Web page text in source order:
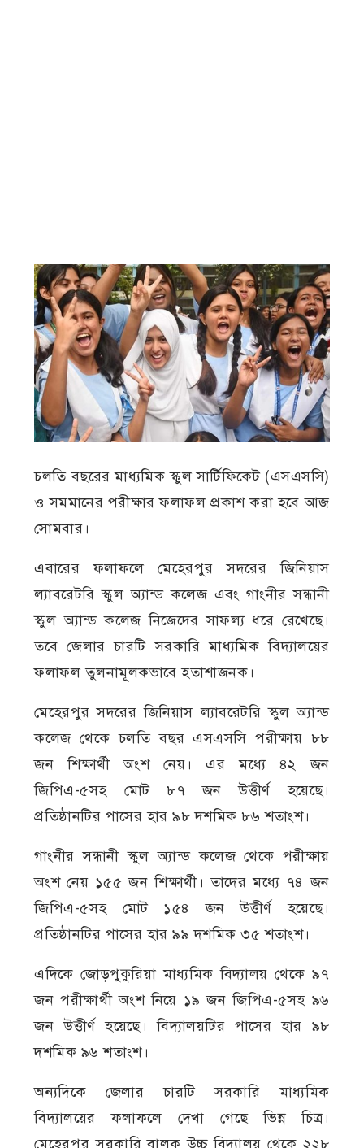
চলতি বছরের মাধ্যমিক স্কুল সার্টিফিকেট (এসএসসি)
ও সমমানের পরীক্ষার ফলাফল প্রকাশ করা হবে আজ
সোমবার।
এবারের ফলাফলে মেহেরপুর সদরের জিনিয়াস
ল্যাবরেটরি স্কুল অ্যান্ড কলেজ এবং গাংনীর সন্ধানী
স্কুল অ্যান্ড কলেজ নিজেদের সাফল্য ধরে রেখেছে।
তবে জেলার চারটি সরকারি মাধ্যমিক বিদ্যালয়ের
ফলাফল তুলনামূলকভাবে হতাশাজনক।
মেহেরপুর সদরের জিনিয়াস ল্যাবরেটরি স্কুল অ্যান্ড
কলেজ থেকে চলতি বছর এসএসসি পরীক্ষায় ৮৮
জন শিক্ষার্থী অংশ নেয়। এর মধ্যে ৪২ জন
জিপিএ-৫সহ মোট ৮৭ জন উত্তীর্ণ হয়েছে।
প্রতিষ্ঠানটির পাসের হার ৯৮ দশমিক ৮৬ শতাংশ।
গাংনীর সন্ধানী স্কুল অ্যান্ড কলেজ থেকে পরীক্ষায়
অংশ নেয় ১৫৫ জন শিক্ষার্থী। তাদের মধ্যে ৭৪ জন
জিপিএ-৫সহ মোট ১৫৪ জন উত্তীর্ণ হয়েছে।
প্রতিষ্ঠানটির পাসের হার ৯৯ দশমিক ৩৫ শতাংশ।
এদিকে জোড়পুকুরিয়া মাধ্যমিক বিদ্যালয় থেকে ৯৭
জন পরীক্ষার্থী অংশ নিয়ে ১৯ জন জিপিএ-৫সহ ৯৬
জন উত্তীর্ণ হয়েছে। বিদ্যালয়টির পাসের হার ৯৮
দশমিক ৯৬ শতাংশ।
অন্যদিকে জেলার চারটি সরকারি মাধ্যমিক
বিদ্যালয়ের ফলাফলে দেখা গেছে ভিন্ন চিত্র।
মেহেরপুর সরকারি বালক উচ্চ বিদ্যালয় থেকে ২২৮